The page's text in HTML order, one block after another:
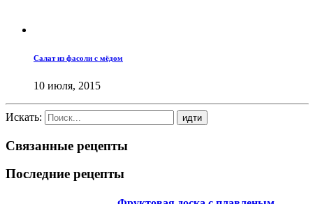
Салат из фасоли с мёдом
10 июля, 2015
Искать:
Связанные рецепты
Последние рецепты